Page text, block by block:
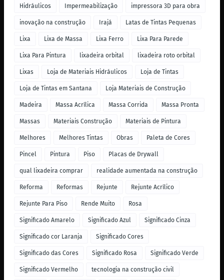
Hidráulicos Impermeabilização impressora 3D para obra
inovação na construção Irajá Latas de Tintas Pequenas
Lixa Lixa de Massa Lixa Ferro Lixa Para Parede
Lixa Para Pintura lixadeira orbital lixadeira roto orbital
Lixas Loja de Materiais Hidráulicos Loja de Tintas
Loja de Tintas em Santana Loja Materiais de Construção
Madeira Massa Acrílica Massa Corrida Massa Pronta
Massas Materiais Construção Materiais de Pintura
Melhores Melhores Tintas Obras Paleta de Cores
Pincel Pintura Piso Placas de Drywall
qual lixadeira comprar realidade aumentada na construção
Reforma Reformas Rejunte Rejunte Acrílico
Rejunte Para Piso Rende Muito Rosa
Significado Amarelo Significado Azul Significado Cinza
Significado cor Laranja Significado Cores
Significado das Cores Significado Rosa Significado Verde
Significado Vermelho tecnologia na construção civil